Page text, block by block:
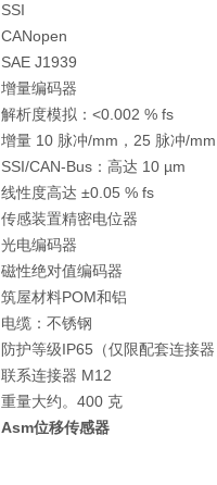
SSI
CANopen
SAE J1939
增量编码器
解析度模拟：<0.002 % fs
增量 10 脉冲/mm，25 脉冲/mm
SSI/CAN-Bus：高达 10 µm
线性度高达 ±0.05 % fs
传感装置精密电位器
光电编码器
磁性绝对值编码器
筑屋材料POM和铝
电缆：不锈钢
防护等级IP65（仅限配套连接器
联系连接器 M12
重量大约。400 克
Asm位移传感器